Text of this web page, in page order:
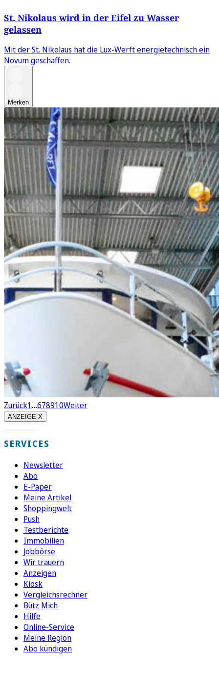
St. Nikolaus wird in der Eifel zu Wasser
gelassen
Mit der St. Nikolaus hat die Lux-Werft energietechnisch ein
Novum geschaffen.
Merken
Zurück1…678910Weiter
ANZEIGE X
SERVICES
Newsletter
Abo
E-Paper
Meine Artikel
Shoppingwelt
Push
Testberichte
Immobilien
Jobbörse
Wir trauern
Anzeigen
Kiosk
Vergleichsrechner
Bütz Mich
Hilfe
Online-Service
Meine Region
Abo kündigen